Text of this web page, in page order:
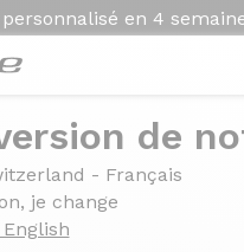
personnalisé en 4
de
- Français
je change